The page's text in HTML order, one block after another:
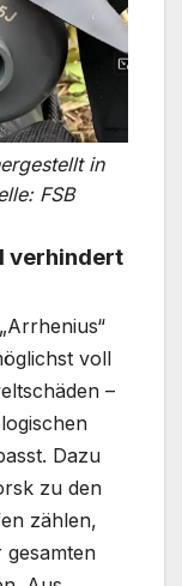
in
FSB
verhindert
voll
–
Dazu
zu den
zählen,